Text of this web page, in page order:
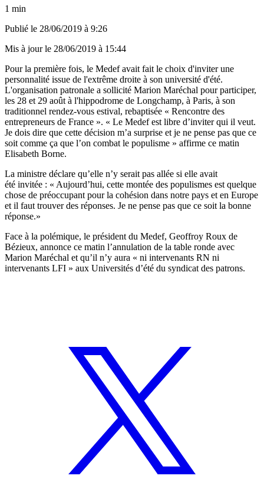
1 min
Publié le 28/06/2019 à 9:26
Mis à jour le 28/06/2019 à 15:44
Pour la première fois, le Medef avait fait le choix d'inviter une
personnalité issue de l'extrême droite à son université d'été.
L'organisation patronale a sollicité Marion Maréchal pour participer,
les 28 et 29 août à l'hippodrome de Longchamp, à Paris, à son
traditionnel rendez-vous estival, rebaptisée « Rencontre des
entrepreneurs de France ». « Le Medef est libre d’inviter qui il veut.
Je dois dire que cette décision m’a surprise et je ne pense pas que ce
soit comme ça que l’on combat le populisme » affirme ce matin
Elisabeth Borne.
La ministre déclare qu’elle n’y serait pas allée si elle avait
été invitée : « Aujourd’hui, cette montée des populismes est quelque
chose de préoccupant pour la cohésion dans notre pays et en Europe
et il faut trouver des réponses. Je ne pense pas que ce soit la bonne
réponse.»
Face à la polémique, le président du Medef, Geoffroy Roux de
Bézieux, annonce ce matin l’annulation de la table ronde avec
Marion Maréchal et qu’il n’y aura « ni intervenants RN ni
intervenants LFI » aux Universités d’été du syndicat des patrons.